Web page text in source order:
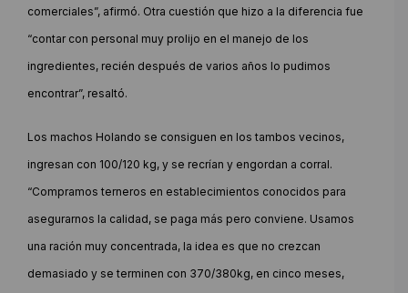
comerciales”, afirmó. Otra cuestión que hizo a la diferencia fue
“contar con personal muy prolijo en el manejo de los
ingredientes, recién después de varios años lo pudimos
encontrar”, resaltó.
Los machos Holando se consiguen en los tambos vecinos,
ingresan con 100/120 kg, y se recrían y engordan a corral.
“Compramos terneros en establecimientos conocidos para
asegurarnos la calidad, se paga más pero conviene. Usamos
una ración muy concentrada, la idea es que no crezcan
demasiado y se terminen con 370/380kg, en cinco meses,